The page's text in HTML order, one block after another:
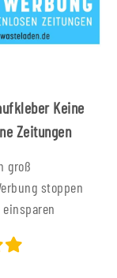
Keine
Zeitungen
groß
stoppen